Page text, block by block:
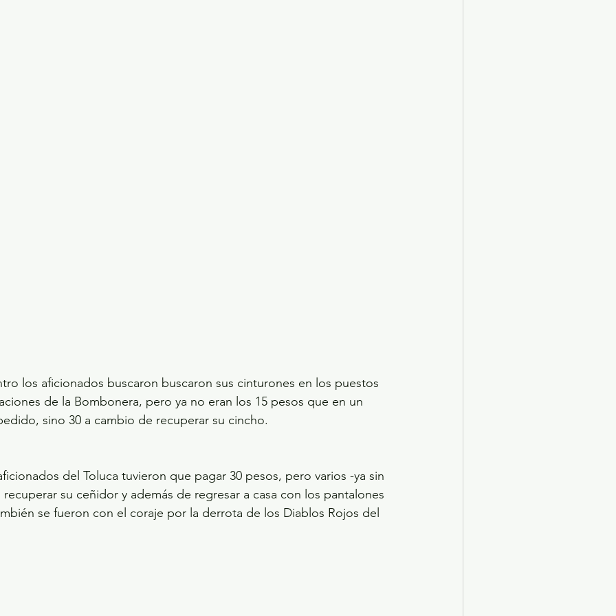
los aficionados buscaron buscaron sus cinturones en los puestos
de la Bombonera, pero ya no eran los 15 pesos que en un
sino 30 a cambio de recuperar su cincho.
del Toluca tuvieron que pagar 30 pesos, pero varios -ya sin
su ceñidor y además de regresar a casa con los pantalones
se fueron con el coraje por la derrota de los Diablos Rojos del